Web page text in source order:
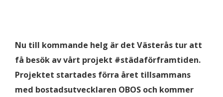
Nu till kommande helg är det Västerås tur att
få besök av vårt projekt #städaförframtiden.
Projektet startades förra året tillsammans
med bostadsutvecklaren OBOS och kommer